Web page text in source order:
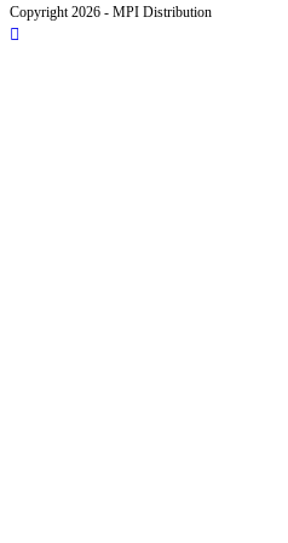
nouvel
un
dans
Copyright 2026 - MPI Distribution